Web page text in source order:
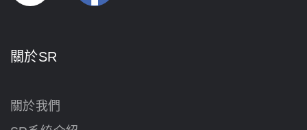
關於SR
關於我們